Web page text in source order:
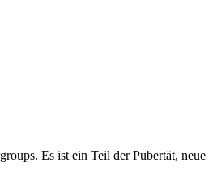
Es ist ein Teil der Pubertät, neue